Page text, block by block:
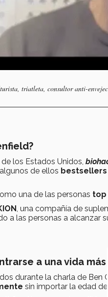
triatleta, consultor anti-
los Estados Unidos,
de ellos bestsellers
una de las personas top
, una compañía de
a las personas a alcanzar
a una vida más
durante la charla de
sin importar la edad